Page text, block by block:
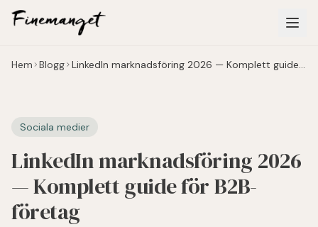
Hoppa till huvudinnehåll
Hem Blogg LinkedIn marknadsföring 2026 — Komplett guide
Sociala medier
LinkedIn marknadsföring 2026
— Komplett guide för B2B-
företag